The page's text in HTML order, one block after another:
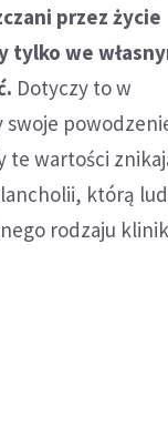
przez życie
tylko we
Dotyczy to w
swoje
te wartości
którą
rodzaju